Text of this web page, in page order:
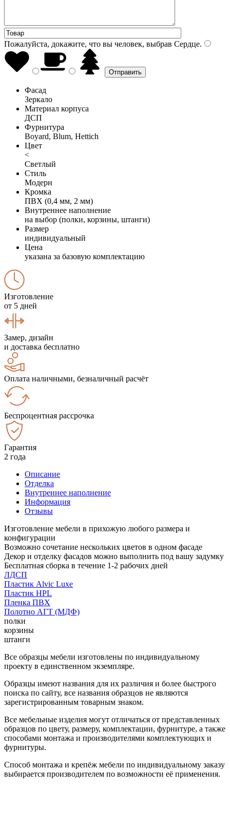
Пожалуйста, докажите, что вы человек, выбрав Сердце.
Фасад
Зеркало
Материал корпуса
ДСП
Фурнитура
Boyard, Blum, Hettich
Цвет
<
Светлый
Стиль
Модерн
Кромка
ПВХ (0,4 мм, 2 мм)
Внутреннее наполнение
на выбор (полки, корзины, штанги)
Размер
индивидуальный
Цена
указана за базовую комплектацию
Изготовление
от 5 дней
Замер, дизайн
и доставка бесплатно
Оплата наличными, безналичный расчёт
Беспроцентная рассрочка
Гарантия
2 года
Описание
Отделка
Внутреннее наполнение
Информация
Отзывы
Изготовление мебели в прихожую любого размера и
конфигурации
Возможно сочетание нескольких цветов в одном фасаде
Декор и отделку фасадов можно выполнить под вашу задумку
Бесплатная сборка в течение 1-2 рабочих дней
ЛДСП
Пластик Alvic Luxe
Пластик HPL
Пленка ПВХ
Полотно АГТ (МДФ)
полки
корзины
штанги
Все образцы мебели изготовлены по индивидуальному
проекту в единственном экземпляре.
Образцы имеют названия для их различия и более быстрого
поиска по сайту, все названия образцов не являются
зарегистрированным товарным знаком.
Все мебельные изделия могут отличаться от представленных
образцов по цвету, размеру, комплектации, фурнитуре, а также
способами монтажа и производителями комплектующих и
фурнитуры.
Способ монтажа и крепёж мебели по индивидуальному заказу
выбирается производителем по возможности её применения.